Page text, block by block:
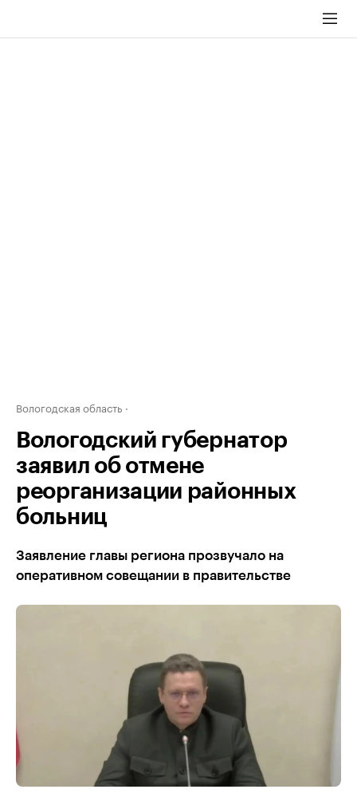
Вологодская область
Вологодский губернатор
заявил об отмене
реорганизации районных
больниц
Заявление главы региона прозвучало на
оперативном совещании в правительстве